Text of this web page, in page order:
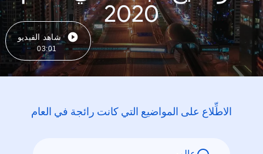
2020
شاهد الفيديو
03:01
الاطِّلاع على المواضيع التي كانت رائجة في العام